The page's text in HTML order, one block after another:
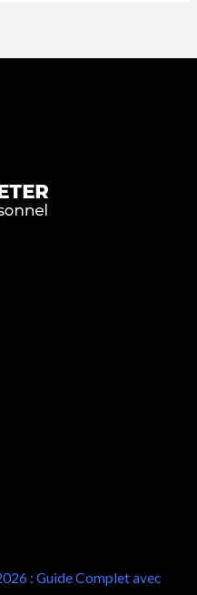
: Guide Complet avec